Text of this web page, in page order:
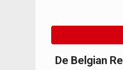
De Belgian